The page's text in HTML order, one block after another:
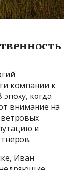
компании к
эпоху, когда
внимание на
ветровых
и
Иван